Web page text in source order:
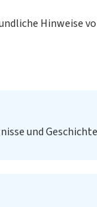
Hinweise
und